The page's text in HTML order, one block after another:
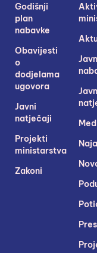
Godišnji
plan
nabavke
Obavijesti
o
dodjelama
ugovora
Javni
natječaji
Projekti
ministarstva
Zakoni